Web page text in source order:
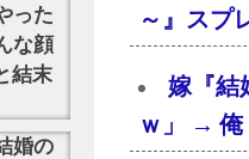
～』スプ
嫁『結
ｗ」 →
った
な顔
結末
婚の